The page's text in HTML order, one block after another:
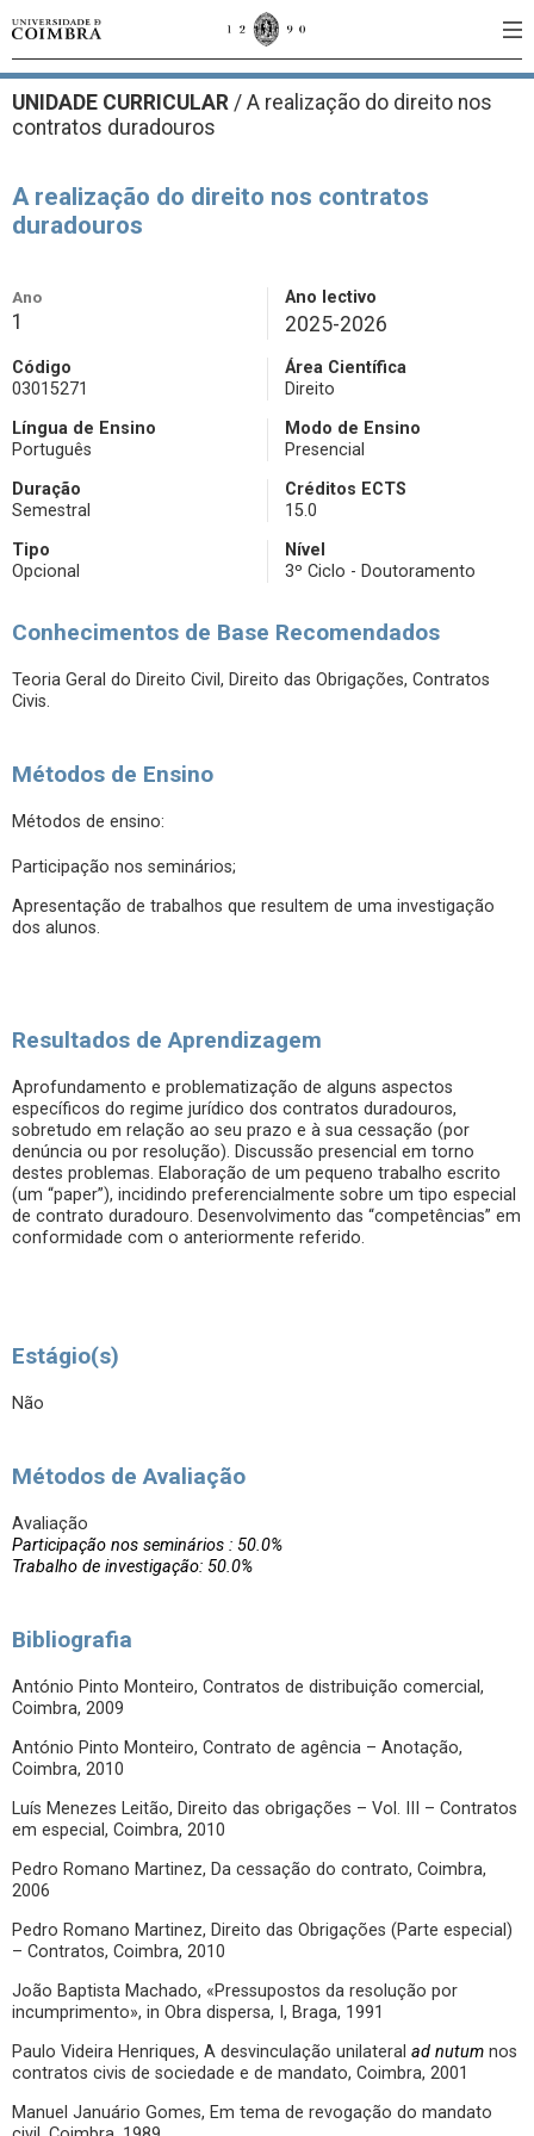
UNIDADE CURRICULAR / A realização do direito nos
contratos duradouros
A realização do direito nos contratos
duradouros
Ano
1
Ano lectivo
2025-2026
Código
03015271
Área Científica
Direito
Língua de Ensino
Português
Modo de Ensino
Presencial
Duração
Semestral
Créditos ECTS
15.0
Tipo
Opcional
Nível
3º Ciclo - Doutoramento
Conhecimentos de Base Recomendados
Teoria Geral do Direito Civil, Direito das Obrigações, Contratos
Civis.
Métodos de Ensino
Métodos de ensino:
Participação nos seminários;
Apresentação de trabalhos que resultem de uma investigação
dos alunos.
Resultados de Aprendizagem
Aprofundamento e problematização de alguns aspectos
específicos do regime jurídico dos contratos duradouros,
sobretudo em relação ao seu prazo e à sua cessação (por
denúncia ou por resolução). Discussão presencial em torno
destes problemas. Elaboração de um pequeno trabalho escrito
(um “paper”), incidindo preferencialmente sobre um tipo especial
de contrato duradouro. Desenvolvimento das “competências” em
conformidade com o anteriormente referido.
Estágio(s)
Não
Métodos de Avaliação
Avaliação
Participação nos seminários : 50.0%
Trabalho de investigação: 50.0%
Bibliografia
António Pinto Monteiro, Contratos de distribuição comercial,
Coimbra, 2009
António Pinto Monteiro, Contrato de agência – Anotação,
Coimbra, 2010
Luís Menezes Leitão, Direito das obrigações – Vol. III – Contratos
em especial, Coimbra, 2010
Pedro Romano Martinez, Da cessação do contrato, Coimbra,
2006
Pedro Romano Martinez, Direito das Obrigações (Parte especial)
– Contratos, Coimbra, 2010
João Baptista Machado, «Pressupostos da resolução por
incumprimento», in Obra dispersa, I, Braga, 1991
Paulo Videira Henriques, A desvinculação unilateral ad nutum nos
contratos civis de sociedade e de mandato, Coimbra, 2001
Manuel Januário Gomes, Em tema de revogação do mandato